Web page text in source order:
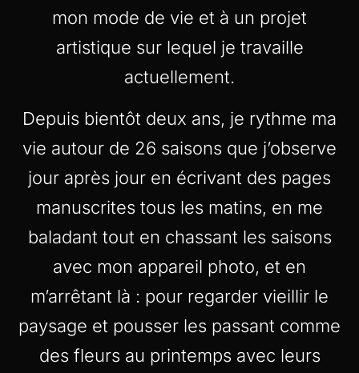
mon mode de vie et à un projet
artistique sur lequel je travaille
actuellement.
Depuis bientôt deux ans, je rythme ma
vie autour de 26 saisons que j’observe
jour après jour en écrivant des pages
manuscrites tous les matins, en me
baladant tout en chassant les saisons
avec mon appareil photo, et en
m’arrêtant là : pour regarder vieillir le
paysage et pousser les passant comme
des fleurs au printemps avec leurs